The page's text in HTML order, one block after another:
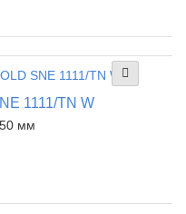
1111/TN W
мм